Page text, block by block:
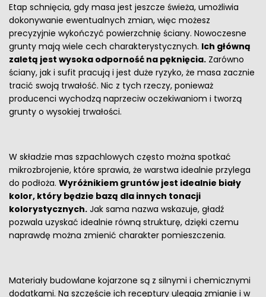
Etap schnięcia, gdy masa jest jeszcze świeża, umożliwia
dokonywanie ewentualnych zmian, więc możesz
precyzyjnie wykończyć powierzchnię ściany. Nowoczesne
grunty mają wiele cech charakterystycznych. Ich główną
zaletą jest wysoka odporność na pęknięcia. Zarówno
ściany, jak i sufit pracują i jest duże ryzyko, że masa zacznie
tracić swoją trwałość. Nic z tych rzeczy, ponieważ
producenci wychodzą naprzeciw oczekiwaniom i tworzą
grunty o wysokiej trwałości.
W składzie mas szpachlowych często można spotkać
mikrozbrojenie, które sprawia, że warstwa idealnie przylega
do podłoża. Wyróżnikiem gruntów jest idealnie biały
kolor, który będzie bazą dla innych tonacji
kolorystycznych. Jak sama nazwa wskazuje, gładź
pozwala uzyskać idealnie równą strukturę, dzięki czemu
naprawdę można zmienić charakter pomieszczenia.
Materiały budowlane kojarzone są z silnymi i chemicznymi
dodatkami. Na szczęście ich receptury ulegają zmianie i w